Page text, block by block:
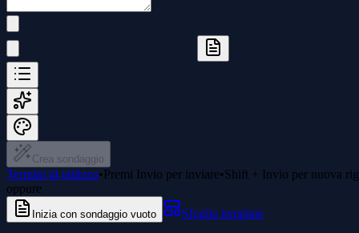
Crea sondaggio
Termini di utilizzo•Premi Invio per inviare•Shift + Invio per nuova
oppure
Inizia con sondaggio vuoto Sfoglia template